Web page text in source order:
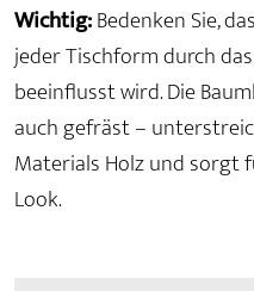
Wichtig:Bedenken Sie,
jeder Tischform durch
beeinflusst wird. Die
auch gefräst –
Materials Holz und sorgt
Look.